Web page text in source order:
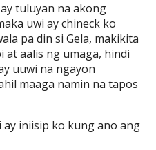
tuluyan na akong
uwi ay chineck ko
pa din si Gela, makikita
at aalis ng umaga, hindi
uuwi na ngayon
maaga namin na tapos
iniisip ko kung ano ang